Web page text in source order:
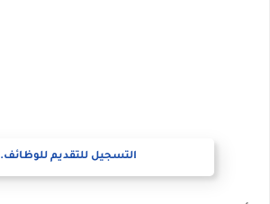
التسجيل للتقديم للوظائف.